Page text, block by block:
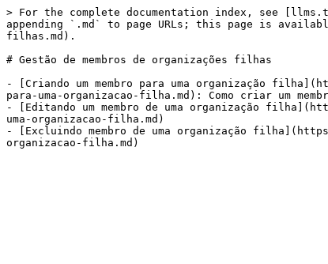
> For the complete documentation index, see
appending `.md` to page URLs; this page is
filhas.md).
# Gestão de membros de organizações filhas
- [Criando um membro para uma organização
para-uma-organizacao-filha.md): Como criar um
- [Editando um membro de uma organização
uma-organizacao-filha.md)
- [Excluindo membro de uma organização